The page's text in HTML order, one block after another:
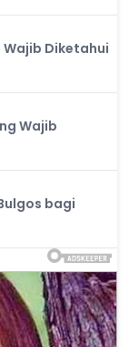
Wajib Diketahui
Wajib
bagi